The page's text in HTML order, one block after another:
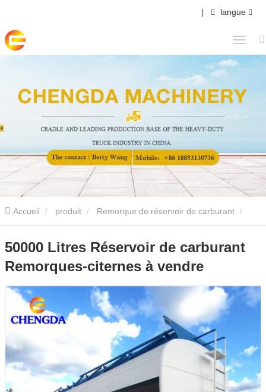
| langue
Accueil produit Remorque de réservoir de carburant
50000 Litres Réservoir de carburant Remorques-citernes à vendre
50000 Litres Réservoir de carburant
Remorques-citernes à vendre